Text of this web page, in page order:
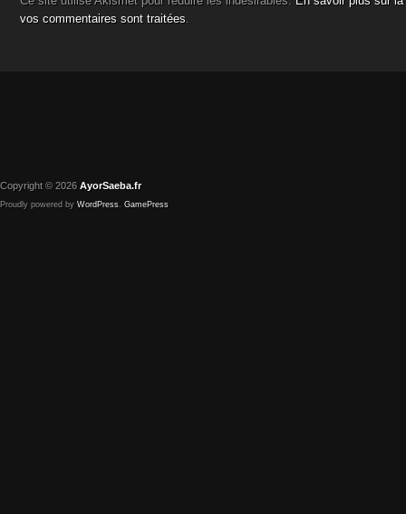
vos commentaires sont traitées.
Copyright © 2026 AyorSaeba.fr
Proudly powered by WordPress. GamePress